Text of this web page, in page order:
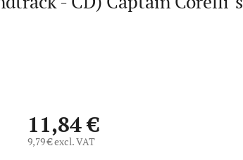
11,84 €
9,79 € excl. VAT